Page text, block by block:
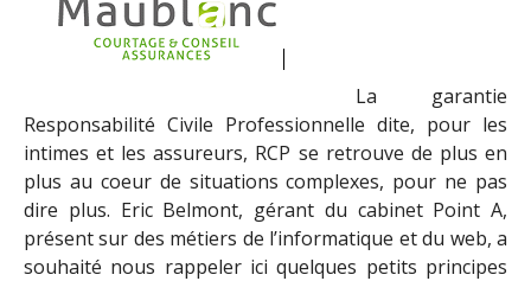
La garantie
Responsabilité Civile Professionnelle dite, pour les
intimes et les assureurs, RCP se retrouve de plus en
plus au coeur de situations complexes, pour ne pas
dire plus. Eric Belmont, gérant du cabinet Point A,
présent sur des métiers de l’informatique et du web, a
souhaité nous rappeler ici quelques petits principes